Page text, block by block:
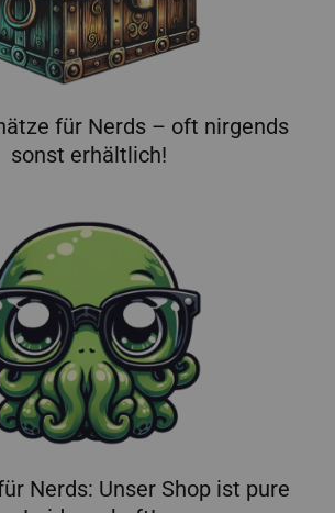
für Nerds – oft nirgends
sonst erhältlich!
Nerds: Unser Shop ist pure